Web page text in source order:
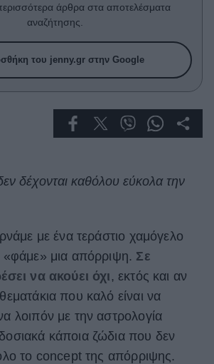
άρθρα στα αποτελέσματα
αναζήτησης.
του jenny.gr στην Google
δέχονται καθόλου εύκολα την
με ένα τεράστιο χαμόγελο
μια απόρριψη. Σε
να ακούει όχι , εκτός και αν
που καλό είναι να
λοιπόν με την αστρολογία
κάποια ζώδια που δεν
το concept της απόρριψης.